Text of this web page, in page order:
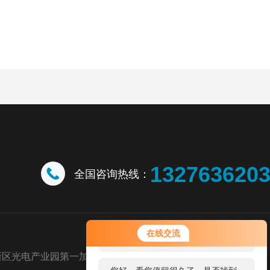
在线交流
您好！欢迎前来咨询，很高兴为您
服务，请问您要咨询什么问题呢？
全国咨询热线：
光电产业园第一加速器